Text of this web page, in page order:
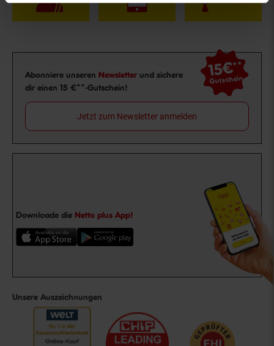
Newsletter Anmeldung
Abonniere unseren Newsletter und sichere
dir einen 15 €**-Gutschein!
15€**
Gutschein
Jetzt zum Newsletter anmelden
Downloade die Netto plus App!
Unsere Auszeichnungen